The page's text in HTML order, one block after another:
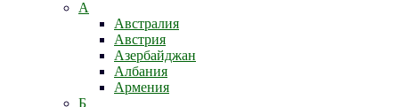
А
Австралия
Австрия
Азербайджан
Албания
Армения
Б